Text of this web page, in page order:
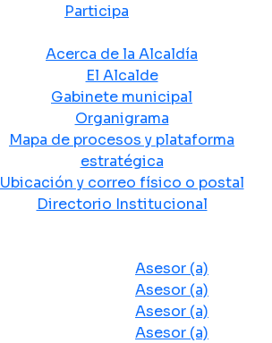
Participa
Acerca de la Alcaldía
El Alcalde
Gabinete municipal
Organigrama
Mapa de procesos y plataforma
estratégica
Ubicación y correo físico o postal
Directorio Institucional
Asesor (a)
Asesor (a)
Asesor (a)
Asesor (a)